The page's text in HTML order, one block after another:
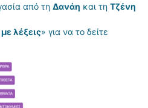
από τη Δανάη και τη Τζένη
λέξεις» για να το δείτε